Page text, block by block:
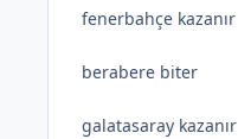
fenerbahçe kazanır
berabere biter
galatasaray kazanır